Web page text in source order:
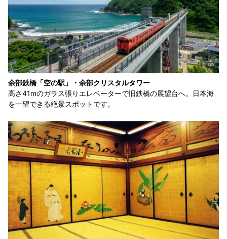
余部鉄橋「空の駅」・余部クリスタルタワー
高さ41mのガラス張りエレベーターで旧鉄橋の展望台へ。日本海
を一望できる絶景スポットです。